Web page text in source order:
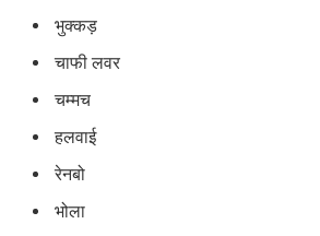
भुक्कड़
चाफी लवर
चम्मच
हलवाई
रेनबो
भोला